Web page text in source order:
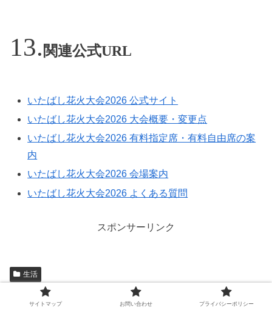
関連公式URL
いたばし花火大会2026 公式サイト
いたばし花火大会2026 大会概要・変更点
いたばし花火大会2026 有料指定席・有料自由席の案
内
いたばし花火大会2026 会場案内
いたばし花火大会2026 よくある質問
スポンサーリンク
生活
シェアする
サイトマップ お問い合わせ プライバシーポリシー